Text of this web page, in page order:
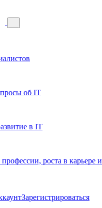
об IT
в IT
роста в карьере и
Зарегистрироваться